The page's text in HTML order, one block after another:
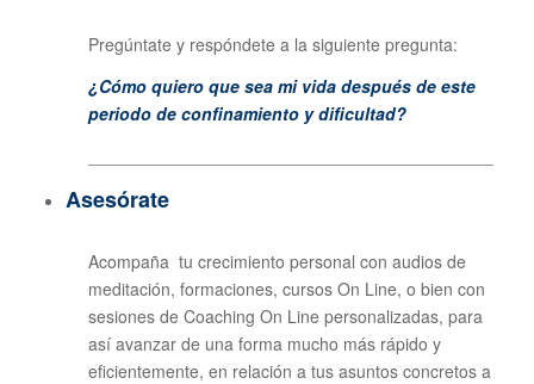
Pregúntate y respóndete a la siguiente pregunta:
¿Cómo quiero que sea mi vida después de este
periodo de confinamiento y dificultad?
Asesórate
Acompaña tu crecimiento personal con audios de
meditación, formaciones, cursos On Line, o bien con
sesiones de Coaching On Line personalizadas, para
así avanzar de una forma mucho más rápido y
eficientemente, en relación a tus asuntos concretos a